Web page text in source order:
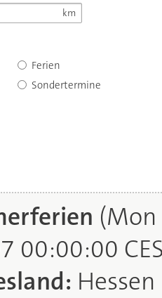
Ferien
Sondertermine
(Mon
00:00:00
Hessen